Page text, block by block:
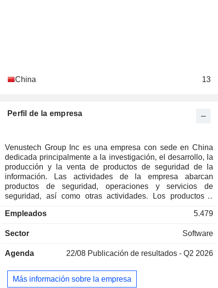
China 13
Perfil de la empresa
Venustech Group Inc es una empresa con sede en China
dedicada principalmente a la investigación, el desarrollo, la
producción y la venta de productos de seguridad de la
información. Las actividades de la empresa abarcan
productos de seguridad, operaciones y servicios de
seguridad, así como otras actividades. Los productos y
protección de la seguridad de redes, pruebas de seguridad
gestión de la seguridad, seguridad en la nube, seguridad de
La empresa también ofrece servicios de consultoría de
mantenimiento de seguridad, entre otros. La empresa
desarrolla su actividad principalmente en el mercado
Empleados 5.479
Sector Software
Agenda 22/08 Publicación de resultados - Q2 2026
Más información sobre la empresa